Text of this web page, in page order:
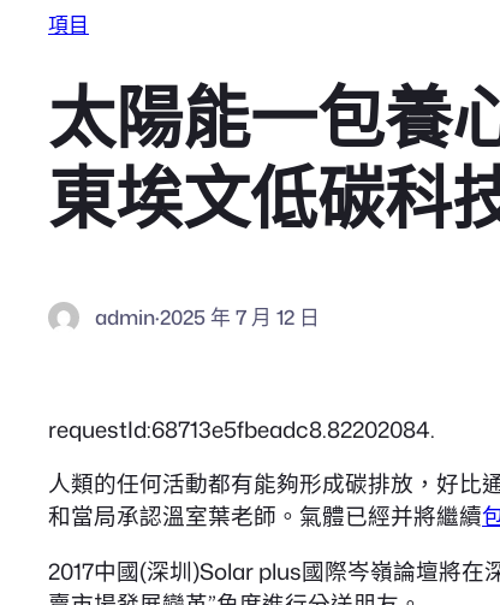
項目
太陽能一包養
東埃文低碳科
admin·2025 年 7 月 12 日
requestId:68713e5fbeadc8.82202084.
人類的任何活動都有能夠形成碳排放，好比
和當局承認溫室葉老師。氣體已經并將繼續
2017中國(深圳)Solar plus國際岑嶺論壇將